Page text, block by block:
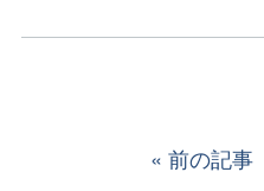
前の記事